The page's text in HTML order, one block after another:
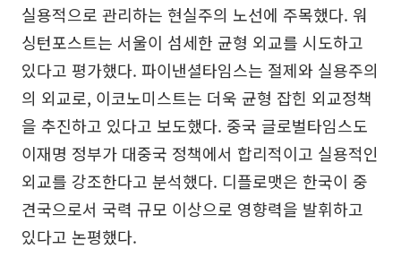
실용적으로 관리하는 현실주의 노선에 주목했다. 워
싱턴포스트는 서울이 섬세한 균형 외교를 시도하고
있다고 평가했다. 파이낸셜타임스는 절제와 실용주의
의 외교로, 이코노미스트는 더욱 균형 잡힌 외교정책
을 추진하고 있다고 보도했다. 중국 글로벌타임스도
이재명 정부가 대중국 정책에서 합리적이고 실용적인
외교를 강조한다고 분석했다. 디플로맷은 한국이 중
견국으로서 국력 규모 이상으로 영향력을 발휘하고
있다고 논평했다.